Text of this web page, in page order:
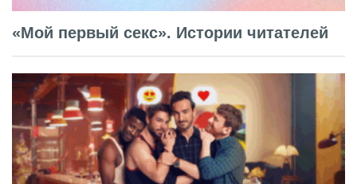
«Мой первый секс». Истории читателей